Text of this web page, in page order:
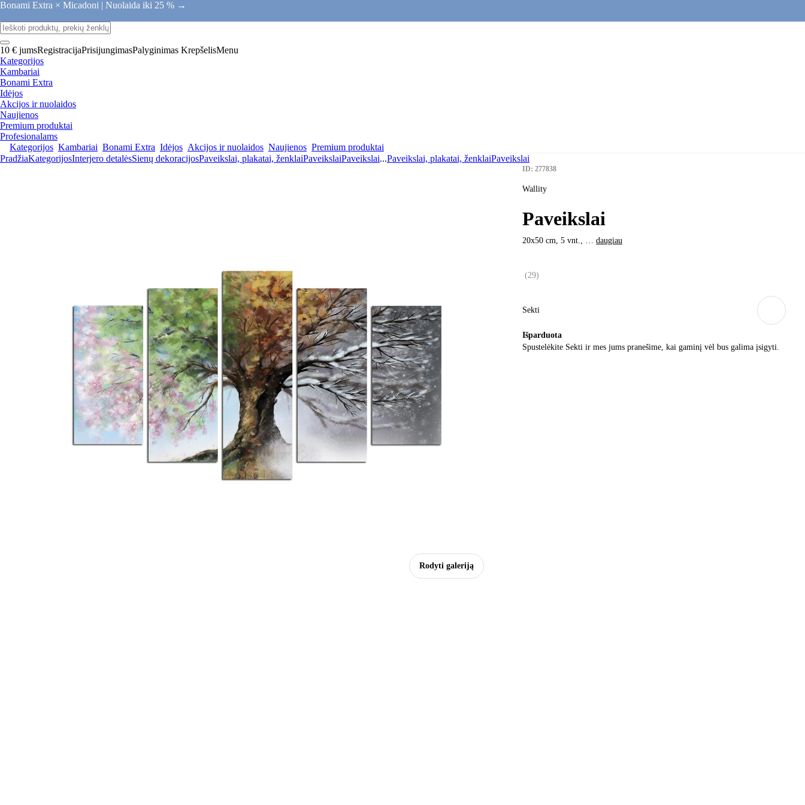
Bonami Extra × Micadoni | Nuolaida iki 25 % →
10 € jumsRegistracijaPrisijungimasPalyginimas KrepšelisMenu
Kategorijos
Kambariai
Bonami Extra
Idėjos
Akcijos ir nuolaidos
Naujienos
Premium produktai
Profesionalams
Kategorijos Kambariai Bonami Extra Idėjos Akcijos ir nuolaidos Naujienos Premium produktai
PradžiaKategorijosInterjero detalėsSienų dekoracijosPaveikslai, plakatai, ženklaiPaveikslaiPaveikslai...Paveikslai, plakatai, ženklaiPaveikslai
Rodyti galeriją
ID: 277838
Wallity
Paveikslai
20x50 cm, 5 vnt., … daugiau
(29)
Sekti
Išparduota
Spustelėkite Sekti ir mes jums pranešime, kai gaminį vėl bus galima įsigyti.